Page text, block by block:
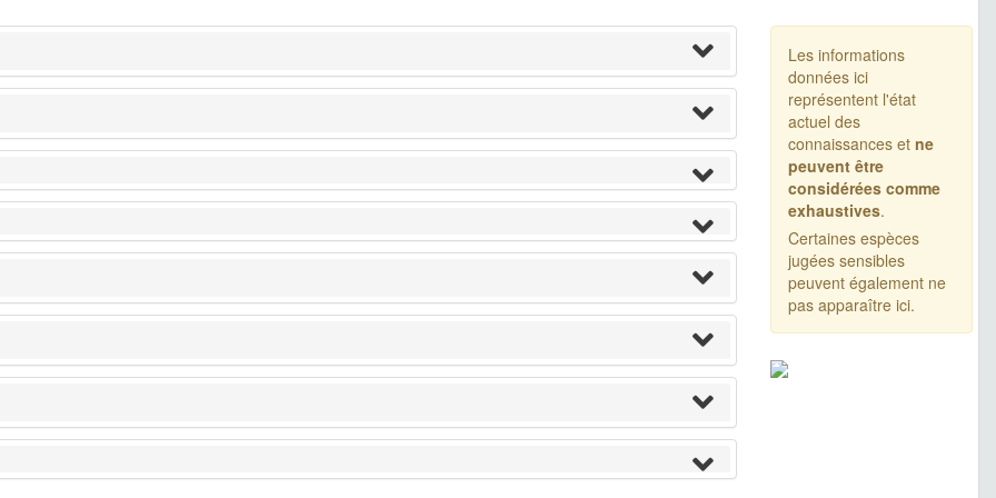
Les informations
données ici
représentent l'état
actuel des
connaissances et ne
peuvent être
considérées comme
exhaustives.
Certaines espèces
jugées sensibles
peuvent également ne
pas apparaître ici.